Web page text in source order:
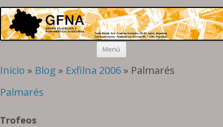
Grupo Algeciras
Filatelia y Numismática en el extremo sur de la península
Menú Saltar
Inicio » Blog » Exfilna 2006 » Palmarés
Palmarés
Trofeos